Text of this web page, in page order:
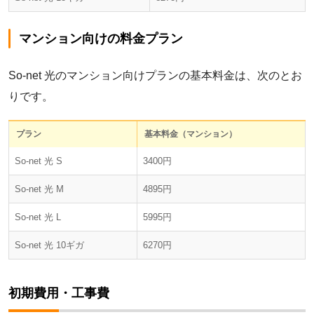
マンション向けの料金プラン
So-net 光のマンション向けプランの基本料金は、次のとお
りです。
プラン 基本料金（マンション）
So-net 光 S 3400円
So-net 光 M 4895円
So-net 光 L 5995円
So-net 光 10ギガ 6270円
初期費用・工事費